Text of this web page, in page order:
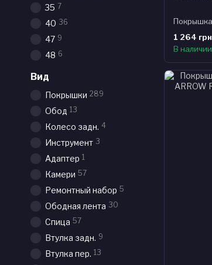
1 264 грн
В наличии
35 7
40 36
47 9
48 6
Вид
Покрышки 289
Обод 13
Колесо задн. 4
Инструмент 3
Адаптер 1
Камери 57
Ремонтный набор 5
Ободная лента 30
Спица 57
Втулка задн. 9
Втулка пер. 13